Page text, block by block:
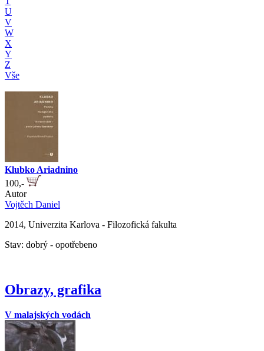
U
V
W
X
Y
Z
Vše
Klubko Ariadnino
100,-
Autor
Vojtěch Daniel
2014, Univerzita Karlova - Filozofická fakulta
Stav: dobrý - opotřebeno
Obrazy, grafika
V malajských vodách